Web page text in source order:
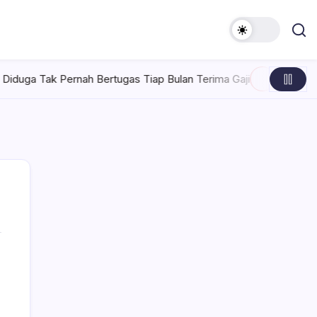
Bertugas Tiap Bulan Terima Gaji Rabu, Agustus 5,